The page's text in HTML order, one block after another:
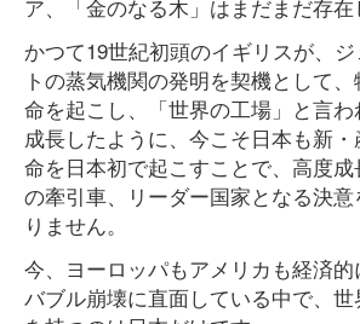
ア、「金のなる木」はまだまだ存在
かつて19世紀初頭のイギリスが、
トの蒸気機関の発明を契機として
命を起こし、「世界の工場」と言
成長したように、今こそ日本も新
命を日本初で起こすことで、高度
の牽引車、リーダー国家となる決
りません。
今、ヨーロッパもアメリカも経済
バブル崩壊に直面している中で、